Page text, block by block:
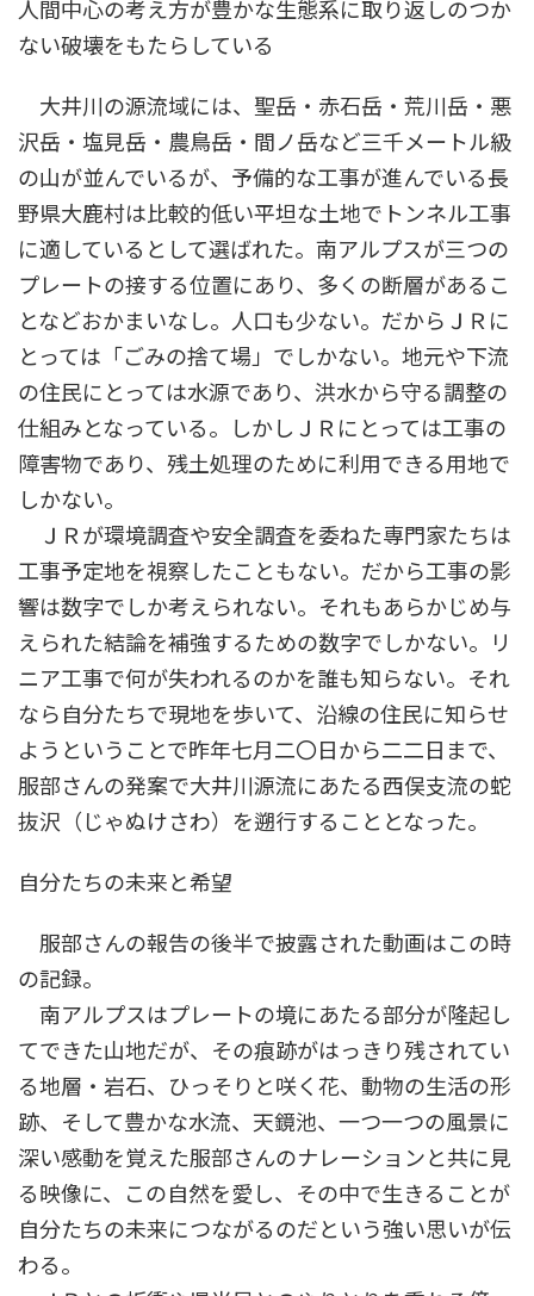
人間中心の考え方が豊かな生態系に取り返しのつか
ない破壊をもたらしている
大井川の源流域には、聖岳・赤石岳・荒川岳・悪
沢岳・塩見岳・農鳥岳・間ノ岳など三千メートル級
の山が並んでいるが、予備的な工事が進んでいる長
野県大鹿村は比較的低い平坦な土地でトンネル工事
に適しているとして選ばれた。南アルプスが三つの
プレートの接する位置にあり、多くの断層があるこ
となどおかまいなし。人口も少ない。だからＪＲに
とっては「ごみの捨て場」でしかない。地元や下流
の住民にとっては水源であり、洪水から守る調整の
仕組みとなっている。しかしＪＲにとっては工事の
障害物であり、残土処理のために利用できる用地で
しかない。
ＪＲが環境調査や安全調査を委ねた専門家たちは
工事予定地を視察したこともない。だから工事の影
響は数字でしか考えられない。それもあらかじめ与
えられた結論を補強するための数字でしかない。リ
ニア工事で何が失われるのかを誰も知らない。それ
なら自分たちで現地を歩いて、沿線の住民に知らせ
ようということで昨年七月二〇日から二二日まで、
服部さんの発案で大井川源流にあたる西俣支流の蛇
抜沢（じゃぬけさわ）を遡行することとなった。
自分たちの未来と希望
服部さんの報告の後半で披露された動画はこの時
の記録。
南アルプスはプレートの境にあたる部分が隆起し
てできた山地だが、その痕跡がはっきり残されてい
る地層・岩石、ひっそりと咲く花、動物の生活の形
跡、そして豊かな水流、天鏡池、一つ一つの風景に
深い感動を覚えた服部さんのナレーションと共に見
る映像に、この自然を愛し、その中で生きることが
自分たちの未来につながるのだという強い思いが伝
わる。